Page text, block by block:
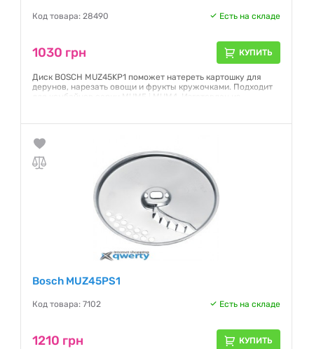
Код товара: 28490 Есть на складе
1030 грн КУПИТЬ
Диск BOSCH MUZ45KP1 поможет натереть картошку для
дерунов, нарезать овощи и фрукты кружочками. Подходит
для комбайнов серии MUM5 і MUM4. Изготовлен из
Гарантия:NO
Bosch MUZ45PS1
Код товара: 7102 Есть на складе
1210 грн КУПИТЬ